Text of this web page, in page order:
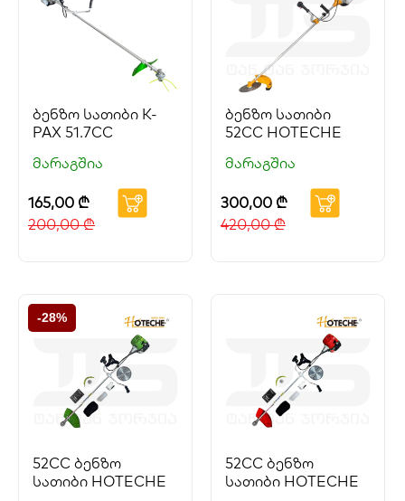
ბენზო სათიბი K-
PAX 51.7CC
მარაგშია
165,00 ₾
200,00₾
ბენზო სათიბი
52CC HOTECHE
მარაგშია
300,00 ₾
420,00₾
-28%
52CC ბენზო
სათიბი HOTECHE
52CC ბენზო
სათიბი HOTECHE